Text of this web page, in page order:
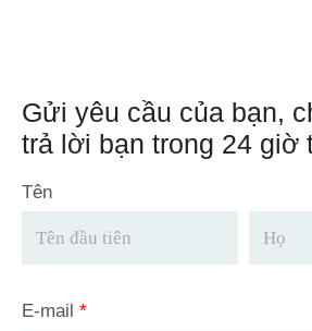
Gửi yêu cầu của bạn,
trả lời bạn trong 24 giờ
Tên
E-mail *